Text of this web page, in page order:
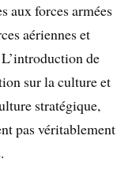
aux forces armées
aériennes et
de
sur la culture et
stratégique,
pas véritablement